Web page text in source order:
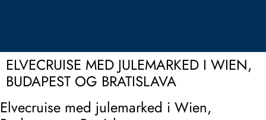
ELVECRUISE MED JULEMARKED I WIEN,
BUDAPEST OG BRATISLAVA
Elvecruise med julemarked i Wien,